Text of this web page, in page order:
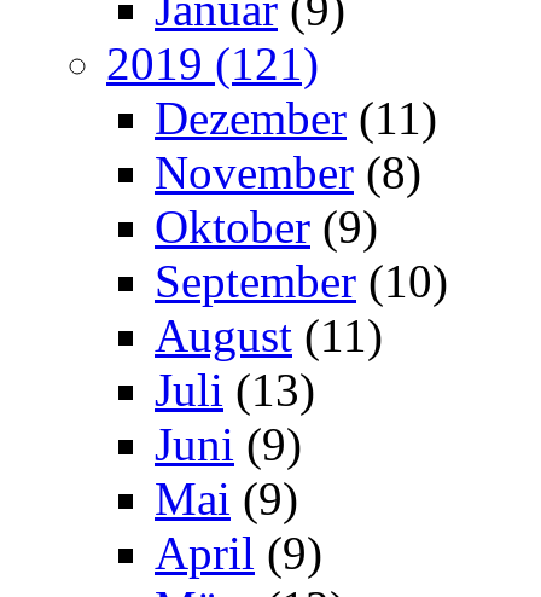
2019 (121)
Dezember (11)
November (8)
Oktober (9)
September (10)
August (11)
Juli (13)
Juni (9)
Mai (9)
April (9)